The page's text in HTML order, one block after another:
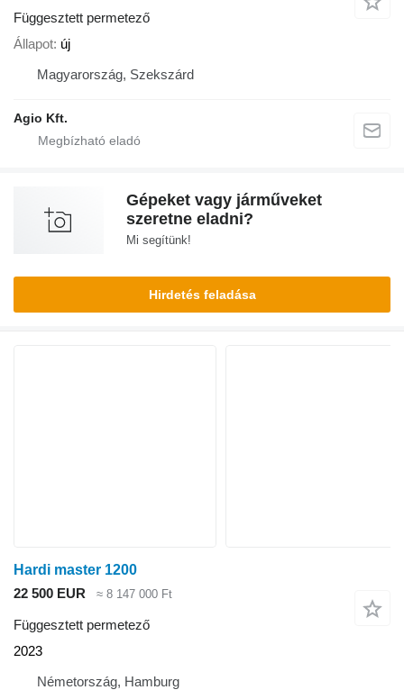
Függesztett permetező
Állapot új
Magyarország, Szekszárd
Agio Kft.
Gépeket vagy járműveket
szeretne eladni?
Mi segítünk!
Hirdetés feladása
Hardi master 1200
22 500 EUR
≈ 8 147 000 Ft
Függesztett permetező
2023
Németország, Hamburg